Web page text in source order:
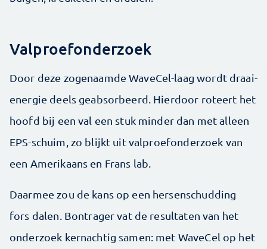
Valproefonderzoek
Door deze zogenaamde WaveCel-laag wordt draai-
energie deels geabsorbeerd. Hierdoor roteert het
hoofd bij een val een stuk minder dan met alleen
EPS-schuim, zo blijkt uit valproefonderzoek van
een Amerikaans en Frans lab.
Daarmee zou de kans op een hersenschudding
fors dalen. Bontrager vat de resultaten van het
onderzoek kernachtig samen: met WaveCel op het